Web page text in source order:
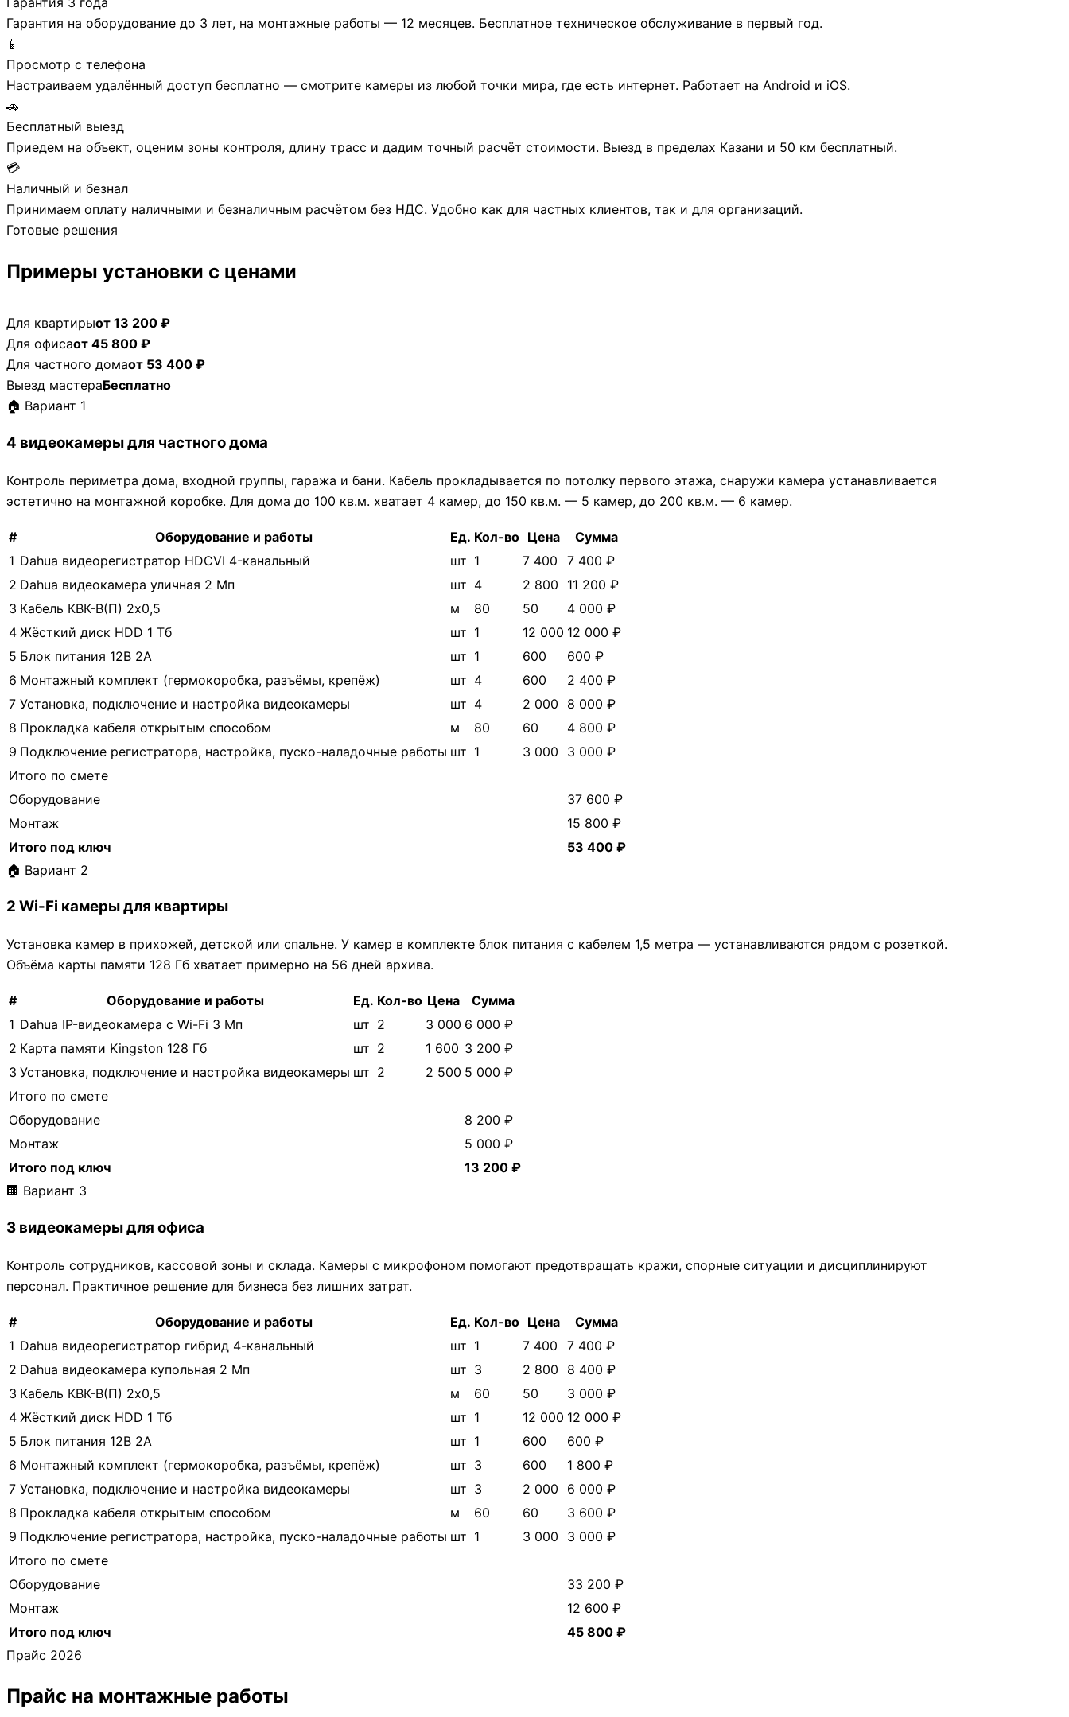
Гарантия на оборудование до 3 лет, на монтажные работы — 12 месяцев. Бесплатное техническое обслуживание в первый год.
📱
Просмотр с телефона
Настраиваем удалённый доступ бесплатно — смотрите камеры из любой точки мира, где есть интернет. Работает на Android и iOS.
🚗
Бесплатный выезд
Приедем на объект, оценим зоны контроля, длину трасс и дадим точный расчёт стоимости. Выезд в пределах Казани и 50 км бесплатный.
💳
Наличный и безнал
Принимаем оплату наличными и безналичным расчётом без НДС. Удобно как для частных клиентов, так и для организаций.
Готовые решения
Примеры установки с ценами
Для квартирыот 13 200 ₽
Для офисаот 45 800 ₽
Для частного домаот 53 400 ₽
Выезд мастераБесплатно
🏠 Вариант 1
4 видеокамеры для частного дома
Контроль периметра дома, входной группы, гаража и бани. Кабель прокладывается по потолку первого этажа, снаружи камера устанавливается
эстетично на монтажной коробке. Для дома до 100 кв.м. хватает 4 камер, до 150 кв.м. — 5 камер, до 200 кв.м. — 6 камер.
# Оборудование и работы Ед. Кол-во Цена
Сумма
1 Dahua видеорегистратор HDCVI 4-канальный шт 1 7 400
7 400 ₽
2 Dahua видеокамера уличная 2 Мп шт 4 2 800
11 200 ₽
3 Кабель КВК-В(П) 2х0,5 м 80 50
4 000 ₽
4 Жёсткий диск HDD 1 Тб шт 1 12 000 12 000 ₽
5 Блок питания 12В 2А шт 1 600
600 ₽
6 Монтажный комплект (гермокоробка, разъёмы, крепёж) шт 4 600
2 400 ₽
7 Установка, подключение и настройка видеокамеры шт 4 2 000
8 000 ₽
8 Прокладка кабеля открытым способом м 80 60
4 800 ₽
9 Подключение регистратора, настройка, пуско-наладочные работы шт 1 3 000
3 000 ₽
Итого по смете
Оборудование
37 600 ₽
Монтаж
15 800 ₽
Итого под ключ
53 400 ₽
🏠 Вариант 2
2 Wi-Fi камеры для квартиры
Установка камер в прихожей, детской или спальне. У камер в комплекте блок питания с кабелем 1,5 метра — устанавливаются рядом с розеткой.
Объёма карты памяти 128 Гб хватает примерно на 56 дней архива.
# Оборудование и работы Ед. Кол-во Цена
Сумма
1 Dahua IP-видеокамера с Wi-Fi 3 Мп шт 2 3 000 6 000 ₽
2 Карта памяти Kingston 128 Гб шт 2 1 600 3 200 ₽
3 Установка, подключение и настройка видеокамеры шт 2 2 500 5 000 ₽
Итого по смете
Оборудование
8 200 ₽
Монтаж
5 000 ₽
Итого под ключ
13 200 ₽
🏢 Вариант 3
3 видеокамеры для офиса
Контроль сотрудников, кассовой зоны и склада. Камеры с микрофоном помогают предотвращать кражи, спорные ситуации и дисциплинируют
персонал. Практичное решение для бизнеса без лишних затрат.
# Оборудование и работы Ед. Кол-во Цена
Сумма
1 Dahua видеорегистратор гибрид 4-канальный шт 1 7 400
7 400 ₽
2 Dahua видеокамера купольная 2 Мп шт 3 2 800
8 400 ₽
3 Кабель КВК-В(П) 2х0,5 м 60 50
3 000 ₽
4 Жёсткий диск HDD 1 Тб шт 1 12 000 12 000 ₽
5 Блок питания 12В 2А шт 1 600
600 ₽
6 Монтажный комплект (гермокоробка, разъёмы, крепёж) шт 3 600
1 800 ₽
7 Установка, подключение и настройка видеокамеры шт 3 2 000
6 000 ₽
8 Прокладка кабеля открытым способом м 60 60
3 600 ₽
9 Подключение регистратора, настройка, пуско-наладочные работы шт 1 3 000
3 000 ₽
Итого по смете
Оборудование
33 200 ₽
Монтаж
12 600 ₽
Итого под ключ
45 800 ₽
Прайс 2026
Прайс на монтажные работы